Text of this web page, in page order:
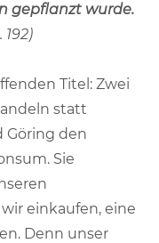
gepflanzt wurde.
192)
Titel: Zwei
statt
Göring den
Sie
einkaufen, eine
Denn unser